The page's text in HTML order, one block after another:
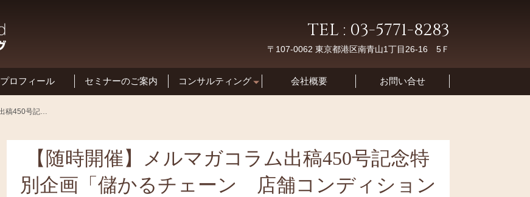
TEL : 03-5771-8283
〒107-0062 東京都港区南青山1丁目26-16 5Ｆ
プロフィール セミナーのご案内
コンサルティング
基本方針と特長
会社概要 お問い合せ
【随時開催】メルマガコラム出稿450号記念特別企画「儲かるチェーン 店舗コンディション経営法」オンデマンドセミナー
【随時開催】メルマガコラム出稿450号記念特
別企画「儲かるチェーン 店舗コンディション